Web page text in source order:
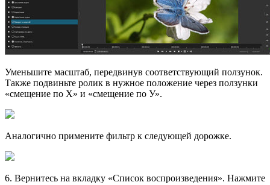
Уменьшите масштаб, передвинув соответствующий ползунок.
Также подвиньте ролик в нужное положение через ползунки
«смещение по Х» и «смещение по У».
Аналогично примените фильтр к следующей дорожке.
6. Вернитесь на вкладку «Список воспроизведения». Нажмите